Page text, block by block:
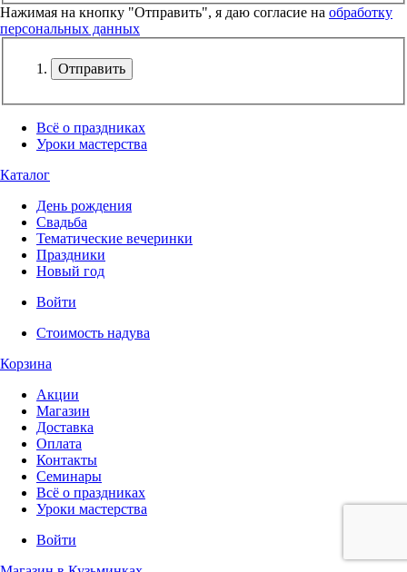
Нажимая на кнопку "Отправить", я даю согласие на обработку
персональных данных
Отправить
Всё о праздниках
Уроки мастерства
Каталог
День рождения
Свадьба
Тематические вечеринки
Праздники
Новый год
Войти
Стоимость надува
Корзина
Акции
Магазин
Доставка
Оплата
Контакты
Семинары
Всё о праздниках
Уроки мастерства
Войти